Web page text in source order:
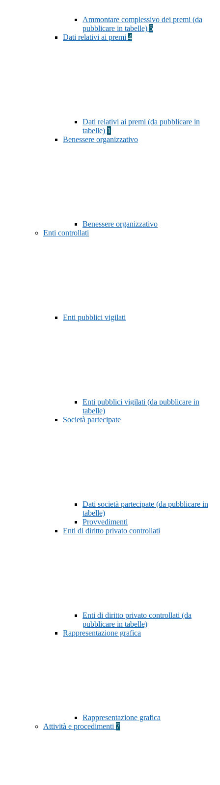
Ammontare complessivo dei premi (da
pubblicare in tabelle) 5
Dati relativi ai premi 4
Dati relativi ai premi (da pubblicare in
tabelle) 1
Benessere organizzativo
Benessere organizzativo
Enti controllati
Enti pubblici vigilati
Enti pubblici vigilati (da pubblicare in
tabelle)
Società partecipate
Dati società partecipate (da pubblicare in
tabelle)
Provvedimenti
Enti di diritto privato controllati
Enti di diritto privato controllati (da
pubblicare in tabelle)
Rappresentazione grafica
Rappresentazione grafica
Attività e procedimenti 7